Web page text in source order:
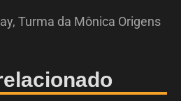
, Turma da Mônica Origens